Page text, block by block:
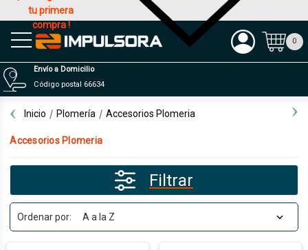
tu primera
compra !
Productos
Envío a Domicilio
Código postal 66634
0
Inicio Plomería Accesorios Plomeria
Accesorios Plomeria
Filtrar
Ordenar por: